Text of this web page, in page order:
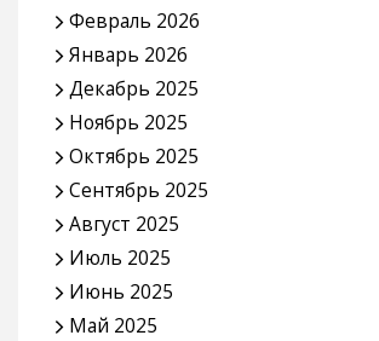
Февраль 2026
Январь 2026
Декабрь 2025
Ноябрь 2025
Октябрь 2025
Сентябрь 2025
Август 2025
Июль 2025
Июнь 2025
Май 2025